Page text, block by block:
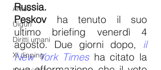
Artico
Uiguri
Diritti umani
Xi Jinping
Russia.
Peskov ha tenuto il suo
ultimo briefing venerdì 4
agosto. Due giorni dopo, il
New York Times ha citato la